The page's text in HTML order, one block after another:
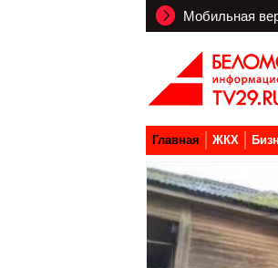
Мобильная
Главная ЖКХ